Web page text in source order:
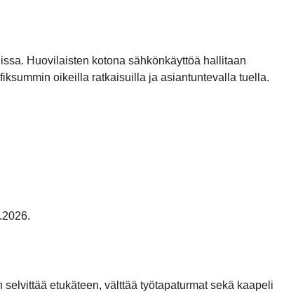
Huovilaisten kotona sähkönkäyttöä hallitaan
oikeilla ratkaisuilla ja asiantuntevalla tuella.
etukäteen, välttää työtapaturmat sekä kaapeli